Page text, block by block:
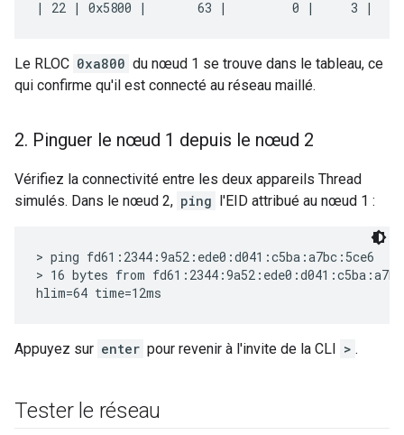
Le RLOC 0xa800 du nœud 1 se trouve dans le tableau, ce
qui confirme qu'il est connecté au réseau maillé.
2. Pinguer le nœud 1 depuis le nœud 2
Vérifiez la connectivité entre les deux appareils Thread
simulés. Dans le nœud 2, ping l'EID attribué au nœud 1 :
> ping fd61:2344:9a52:ede0:d041:c5ba:a7bc:5ce6
> 16 bytes from
Appuyez sur enter pour revenir à l'invite de la CLI > .
Tester le réseau